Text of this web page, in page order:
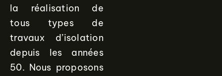
la réalisation de
tous types de
travaux d’isolation
depuis les années
50. Nous proposons